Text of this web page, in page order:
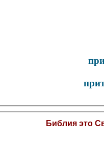
Библия это